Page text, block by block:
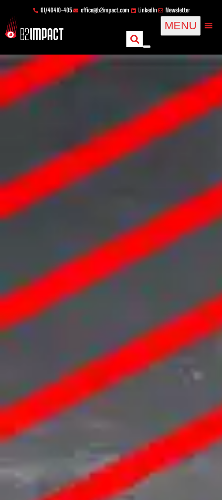
Inhalt
springen
01/40410-405 office@b2impact.com LinkedIn Newsletter
MENU